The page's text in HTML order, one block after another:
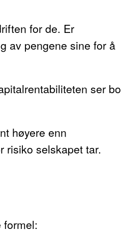
for de. Er
av pengene sine for å
ser
høyere enn
risiko selskapet tar.